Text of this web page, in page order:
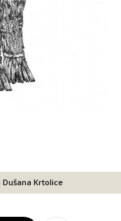
Dušana Krtolice